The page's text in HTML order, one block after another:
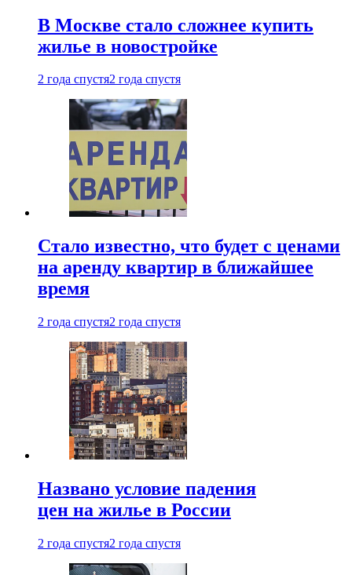
В Москве стало сложнее купить
жилье в новостройке
2 года спустя2 года спустя
Стало известно, что будет с ценами
на аренду квартир в ближайшее
время
2 года спустя2 года спустя
Названо условие падения
цен на жилье в России
2 года спустя2 года спустя